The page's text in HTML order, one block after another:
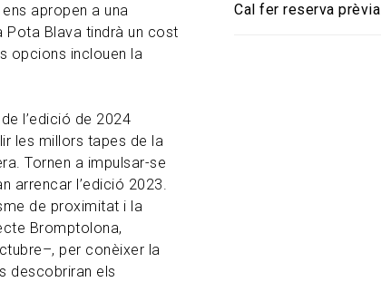
apropen a una
Pota Blava tindrà un cost
opcions inclouen la
l’edició de 2024
les millors tapes de la
Tornen a impulsar-se
arrencar l’edició 2023.
de proximitat i la
Bromptolona,
per conèixer la
descobriran els
Cal fer reserva prèvia